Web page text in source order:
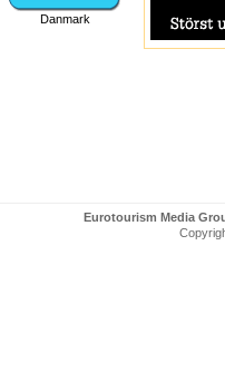
Danmark
Eurotourism Media